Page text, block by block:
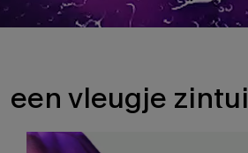
een vleugje